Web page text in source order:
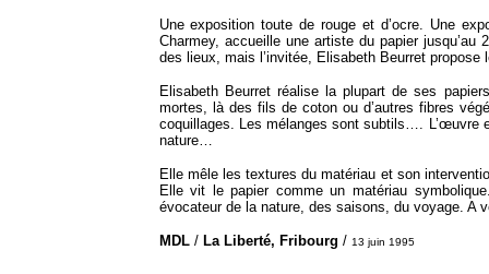
Une exposition toute de rouge et d’ocre. Une
Charmey, accueille une artiste du papier
des lieux, mais l’invitée, Elisabeth Beurret
Elisabeth Beurret réalise la plupart de ses
mortes, là des fils de coton ou d’autres fibres
coquillages. Les mélanges sont subtils…. L’œuvre
nature…
Elle mêle les textures du matériau et son
Elle vit le papier comme un matériau
évocateur de la nature, des saisons, du voyage. A
MDL/ La Liberté, Fribourg / 13 juin 1995